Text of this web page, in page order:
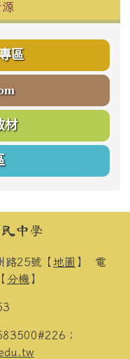
區
材
中學
路25號【 地圖 】 電
分機 】
；